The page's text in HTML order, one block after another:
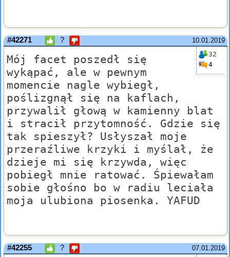
10.01.2019
#42271 ?
32
4
Mój facet poszedł się
wykąpać, ale w pewnym
momencie nagle wybiegł,
poślizgnął się na kaflach,
przywalił głową w kamienny blat
i stracił przytomność. Gdzie się
tak spieszył? Usłyszał moje
przeraźliwe krzyki i myślał, że
dzieje mi się krzywda, więc
pobiegł mnie ratować. Śpiewałam
sobie głośno bo w radiu leciała
moja ulubiona piosenka. YAFUD
07.01.2019
#42255 ?